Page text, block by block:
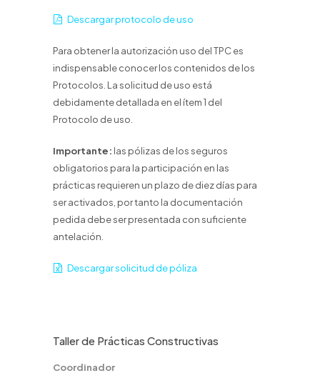
Descargar protocolo de uso
Para obtener la autorización uso del TPC es
indispensable conocer los contenidos de los
Protocolos. La solicitud de uso está
debidamente detallada en el ítem 1 del
Protocolo de uso.
Importante: las pólizas de los seguros
obligatorios para la participación en las
prácticas requieren un plazo de diez días para
ser activados, por tanto la documentación
pedida debe ser presentada con suficiente
antelación.
Descargar solicitud de póliza
Taller de Prácticas Constructivas
Coordinador